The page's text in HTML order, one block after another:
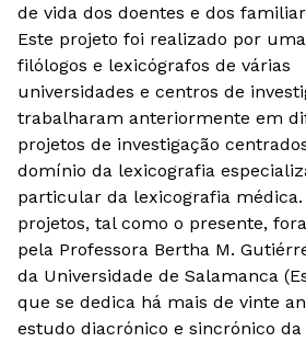
de vida dos doentes e dos
Este projeto foi realizado por
filólogos e lexicógrafos de várias
universidades e centros de
trabalharam anteriormente em
projetos de investigação
domínio da lexicografia
particular da lexicografia médica.
projetos, tal como o presente,
pela Professora Bertha M.
da Universidade de Salamanca
que se dedica há mais de vinte
estudo diacrónico e sincrónico